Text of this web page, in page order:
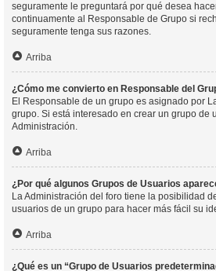
seguramente le preguntará por qué desea
continuamente al Responsable de Grupo si
seguramente tenga sus razones.
Arriba
¿Cómo me convierto en Responsable del
El Responsable de un grupo es asignado por
grupo. Si está interesado en crear un grupo de
Administración.
Arriba
¿Por qué algunos Grupos de Usuarios
La Administración del foro tiene la posibilidad
usuarios de un grupo para hacer más fácil su
Arriba
¿Qué es un “Grupo de Usuarios